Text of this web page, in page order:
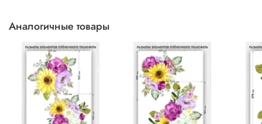
Аналогичные товары